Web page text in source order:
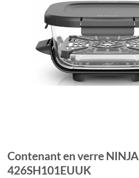
Contenant en verre NINJA
426SH101EUUK